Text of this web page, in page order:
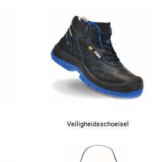
Veiligheidsschoeisel